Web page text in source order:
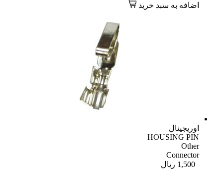
اضافه به سبد خرید
اوریجینال
HOUSING PIN
Other
Connector
1,500 ریال